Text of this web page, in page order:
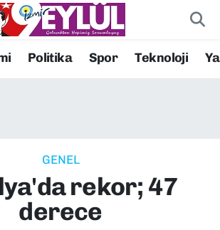
Politika Spor Teknoloji
GENEL
rekor; 47
derece
Eczaneler
Durumu ve Fikstür